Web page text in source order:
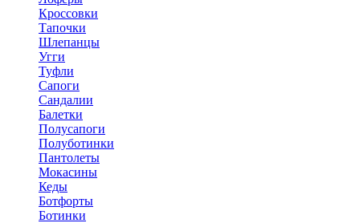
Кроссовки
Тапочки
Шлепанцы
Угги
Туфли
Сапоги
Сандалии
Балетки
Полусапоги
Полуботинки
Пантолеты
Мокасины
Кеды
Ботфорты
Ботинки